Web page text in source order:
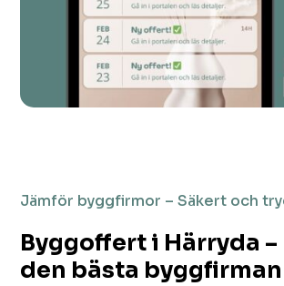
Jämför byggfirmor – Säkert och
Byggoffert i Härryda
den bästa